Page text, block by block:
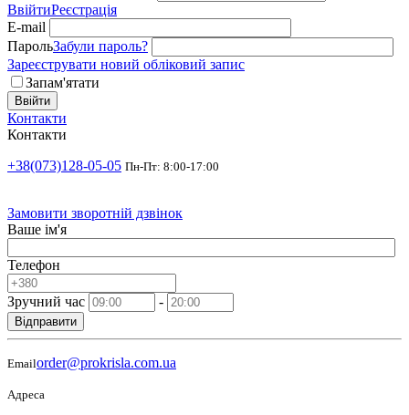
ВвійтиРеєстрація
E-mail
ПарольЗабули пароль?
Зареєструвати новий обліковий запис
Запам'ятати
Ввійти
Контакти
Контакти
+38(073)128-05-05 Пн-Пт: 8:00-17:00
Замовити зворотній дзвінок
Ваше ім'я
Телефон
Зручний час -
Відправити
Emailorder@prokrisla.com.ua
Адреса